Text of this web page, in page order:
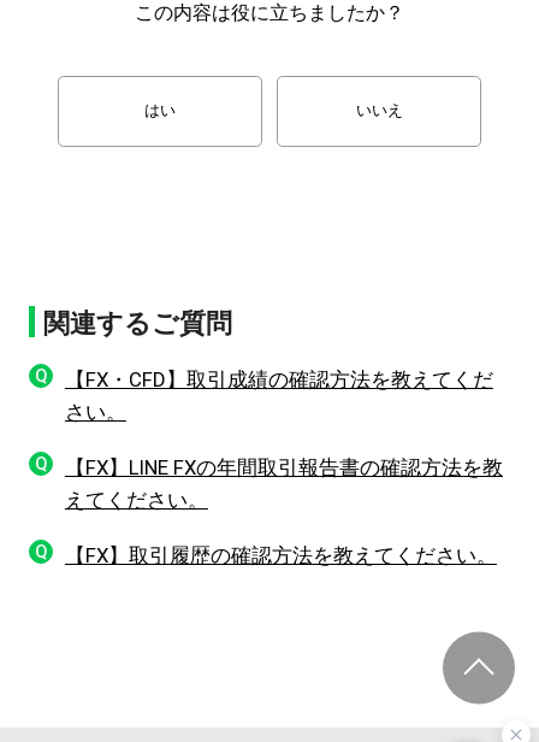
この内容は役に立ちましたか？
はい いいえ
関連するご質問
Q
【FX・CFD】取引成績の確認方法を教えてくだ
さい。
Q
【FX】LINE FXの年間取引報告書の確認方法を教
えてください。
Q 【FX】取引履歴の確認方法を教えてください。